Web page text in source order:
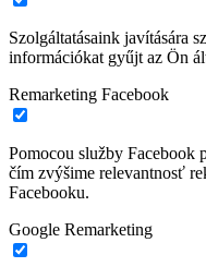
Szolgáltatásaink javítására
információkat gyűjt az Ön
Remarketing Facebook
Pomocou služby Facebook
čím zvýšime relevantnosť
Facebooku.
Google Remarketing